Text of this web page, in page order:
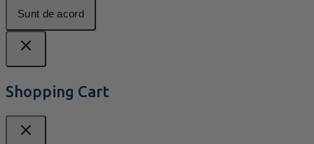
Sunt de acord
Shopping Cart